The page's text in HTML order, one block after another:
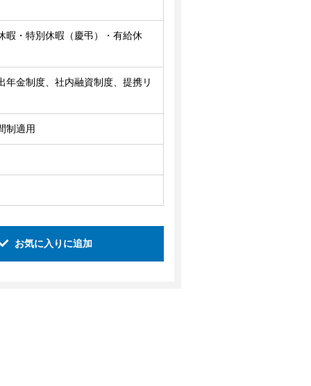
暇・特別休暇（慶弔）・有給休
金制度、社内融資制度、提携リ
制適用
お気に入りに追加